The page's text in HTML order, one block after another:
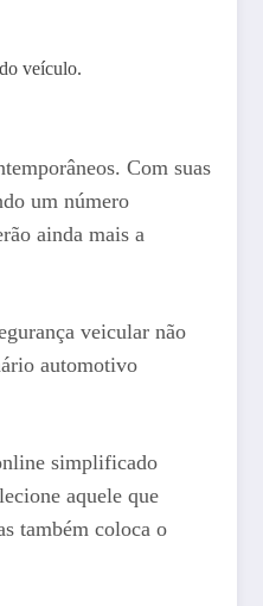
veículo.
Com suas
um número
ainda mais a
veicular não
automotivo
simplificado
aquele que
também coloca o